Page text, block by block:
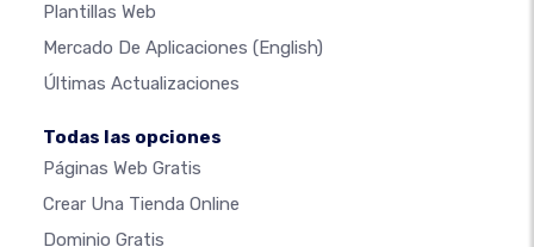
Plantillas Web
Mercado De Aplicaciones (English)
Últimas Actualizaciones
Todas las opciones
Páginas Web Gratis
Crear Una Tienda Online
Dominio Gratis